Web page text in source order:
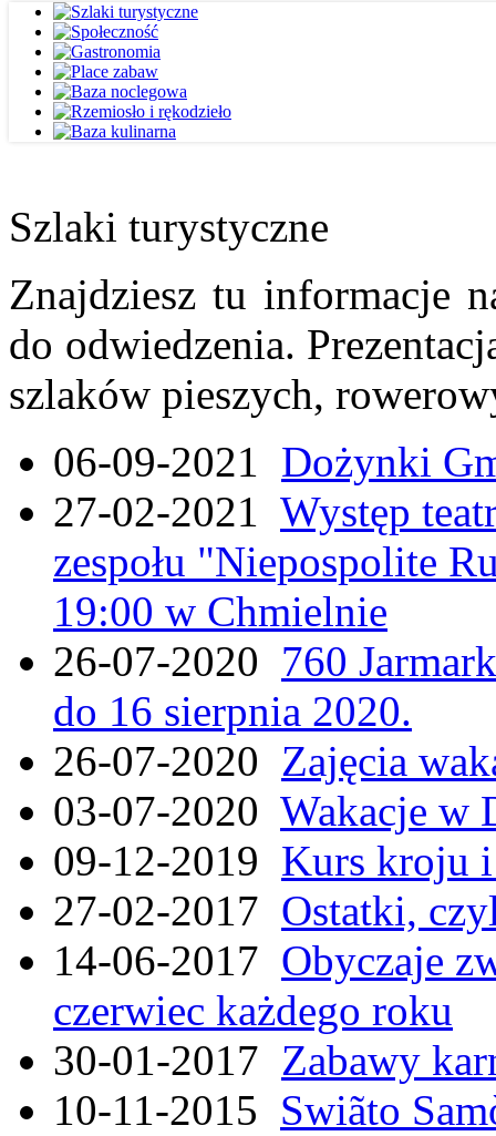
Szlaki turystyczne
Znajdziesz tu informacje
do odwiedzenia.
szlaków pieszych,
06-09-2021 Dożynki
27-02-2021 Występ
zespołu "Niepospolite
19:00 w Chmielnie
26-07-2020 760
do 16 sierpnia 2020.
26-07-2020 Zajęcia
03-07-2020 Wakacje w
09-12-2019 Kurs kroju i
27-02-2017 Ostatki,
14-06-2017 Obyczaje
czerwiec każdego roku
30-01-2017 Zabawy
10-11-2015 Swiãto